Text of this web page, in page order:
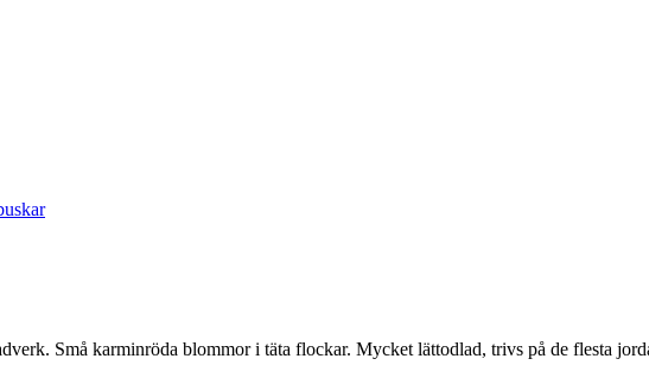
Små karminröda blommor i täta flockar. Mycket lättodlad, trivs på de flesta